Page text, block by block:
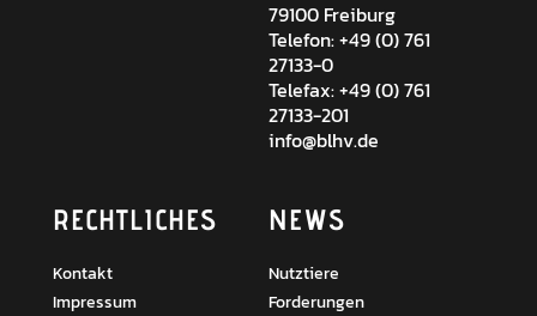
79100 Freiburg
Telefon: +49 (0) 761
27133-0
Telefax: +49 (0) 761
27133-201
info@blhv.de
RECHTLICHES
Kontakt
Impressum
NEWS
Nutztiere
Forderungen